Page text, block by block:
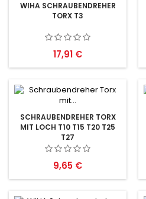
WIHA SCHRAUBENDREHER
TORX T3
Preis
17,91 €
SCHRAUBENDREHER TORX
MIT LOCH T10 T15 T20 T25
T27
Preis
9,65 €